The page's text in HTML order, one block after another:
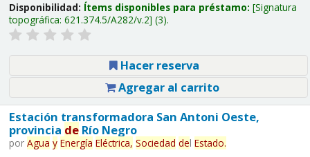
Disponibilidad: Ítems disponibles para préstamo: Signatura
topográfica: 621.374.5/A282/v.2 (3).
Hacer reserva
Agregar al carrito
Estación transformadora San Antoni Oeste,
provincia deRío Negro
por Agua y Energía Eléctrica, Sociedad del Estado.